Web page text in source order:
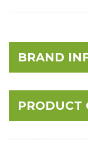
BRAND
PRODUCT